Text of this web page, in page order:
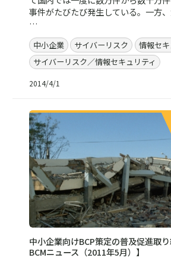
事件がたびたび発生している。一方
…
中小企業 サイバーリスク
情報セ
サイバーリスク／情報セキュリティ
2014/4/1
中小企業向けBCP策定の普及促進取
BCMニュース（2011年5月）】